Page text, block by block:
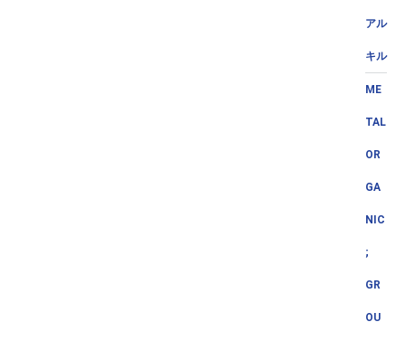
アル
キル
ME
TAL
OR
GA
NIC
;
GR
OU